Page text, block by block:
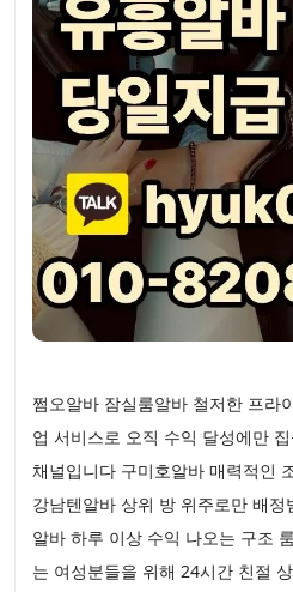
쩜오알바 잠실룸알바 철저한 프라
업 서비스로 오직 수익 달성에만
채널입니다 구미호알바 매력적인
강남텐알바 상위 방 위주로만 배
알바 하루 이상 수익 나오는 구조
는 여성분들을 위해 24시간 친절